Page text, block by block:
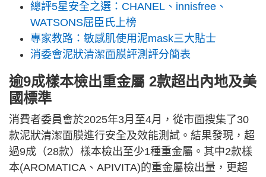
總評5星安全之選：CHANEL、innisfree、
WATSONS屈臣氏上榜
專家教路：敏感肌使用泥mask三大貼士
消委會泥狀清潔面膜評測評分簡表
逾9成樣本檢出重金屬 2款超出內地及美
國標準
消費者委員會於2025年3月至4月，從市面搜集了30
款泥狀清潔面膜進行安全及效能測試。結果發現，超
過9成（28款）樣本檢出至少1種重金屬。其中2款樣
本(AROMATICA、APIVITA)的重金屬檢出量，更超